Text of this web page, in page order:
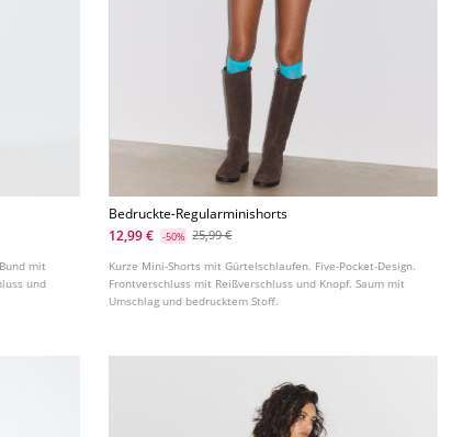
mit
und
Bedruckte-Regularminishorts
12,99 €
-50% 25,99 €
Kurze Mini-Shorts mit Gürtelschlaufen. Five-Pocket-Design.
Frontverschluss mit Reißverschluss und Knopf. Saum mit
Umschlag und bedrucktem Stoff.